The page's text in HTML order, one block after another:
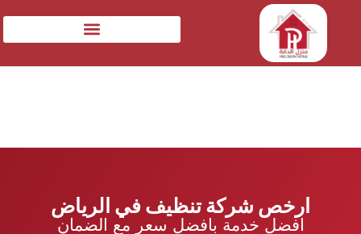
ارخص شركة تنظيف في الرياض
افضل خدمة بافضل سعر مع الضمان